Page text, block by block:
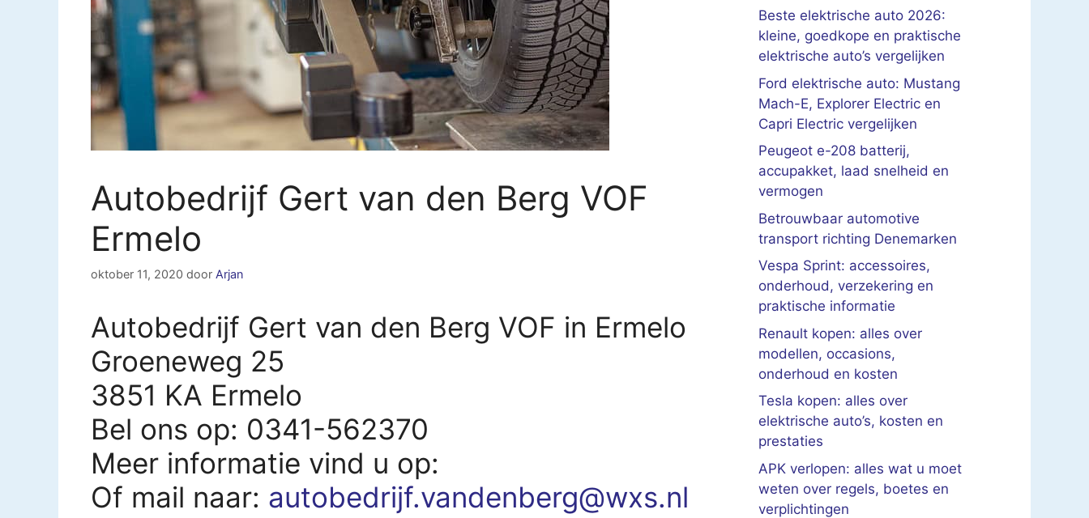
Autobedrijf Gert van den Berg VOF
Ermelo
oktober 11, 2020 door Arjan
Autobedrijf Gert van den Berg VOF in Ermelo
Groeneweg 25
3851 KA Ermelo
Bel ons op: 0341-562370
Meer informatie vind u op:
Of mail naar: autobedrijf.vandenberg@wxs.nl
Beste elektrische auto 2026:
kleine, goedkope en praktische
elektrische auto’s vergelijken
Ford elektrische auto: Mustang
Mach-E, Explorer Electric en
Capri Electric vergelijken
Peugeot e-208 batterij,
accupakket, laad snelheid en
vermogen
Betrouwbaar automotive
transport richting Denemarken
Vespa Sprint: accessoires,
onderhoud, verzekering en
praktische informatie
Renault kopen: alles over
modellen, occasions,
onderhoud en kosten
Tesla kopen: alles over
elektrische auto’s, kosten en
prestaties
APK verlopen: alles wat u moet
weten over regels, boetes en
verplichtingen